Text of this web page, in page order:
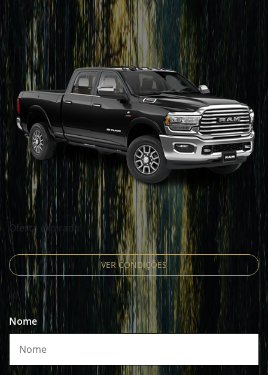
Oferta expirada!
VER CONDIÇÕES
Nome